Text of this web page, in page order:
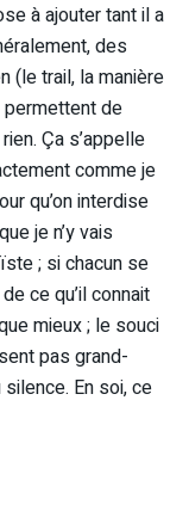
à ajouter tant il a
des
(le trail, la manière
permettent de
Ça s’appelle
comme je
qu’on interdise
je n’y vais
; si chacun se
ce qu’il connait
mieux ; le souci
pas grand-
En soi, ce